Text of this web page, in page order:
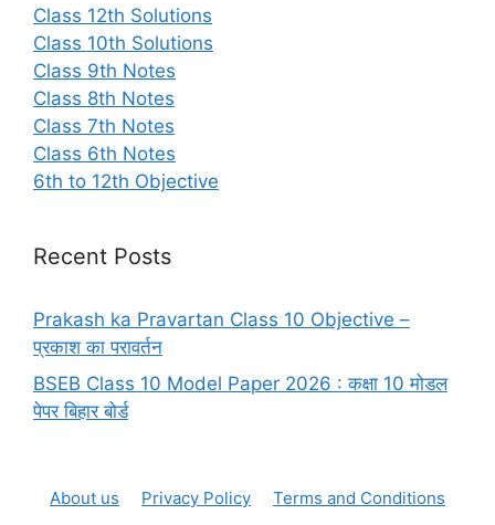
Class 12th Solutions
Class 10th Solutions
Class 9th Notes
Class 8th Notes
Class 7th Notes
Class 6th Notes
6th to 12th Objective
Recent Posts
Prakash ka Pravartan Class 10 Objective –
प्रकाश का परावर्तन
BSEB Class 10 Model Paper 2026 : कक्षा 10 मोडल
पेपर बिहार बोर्ड
About us Privacy Policy
Terms and Conditions